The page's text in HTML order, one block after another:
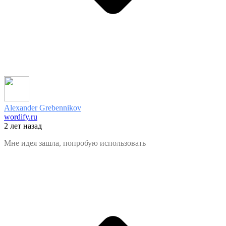
Alexander Grebennikov
wordify.ru
2 лет назад
Мне идея зашла, попробую использовать